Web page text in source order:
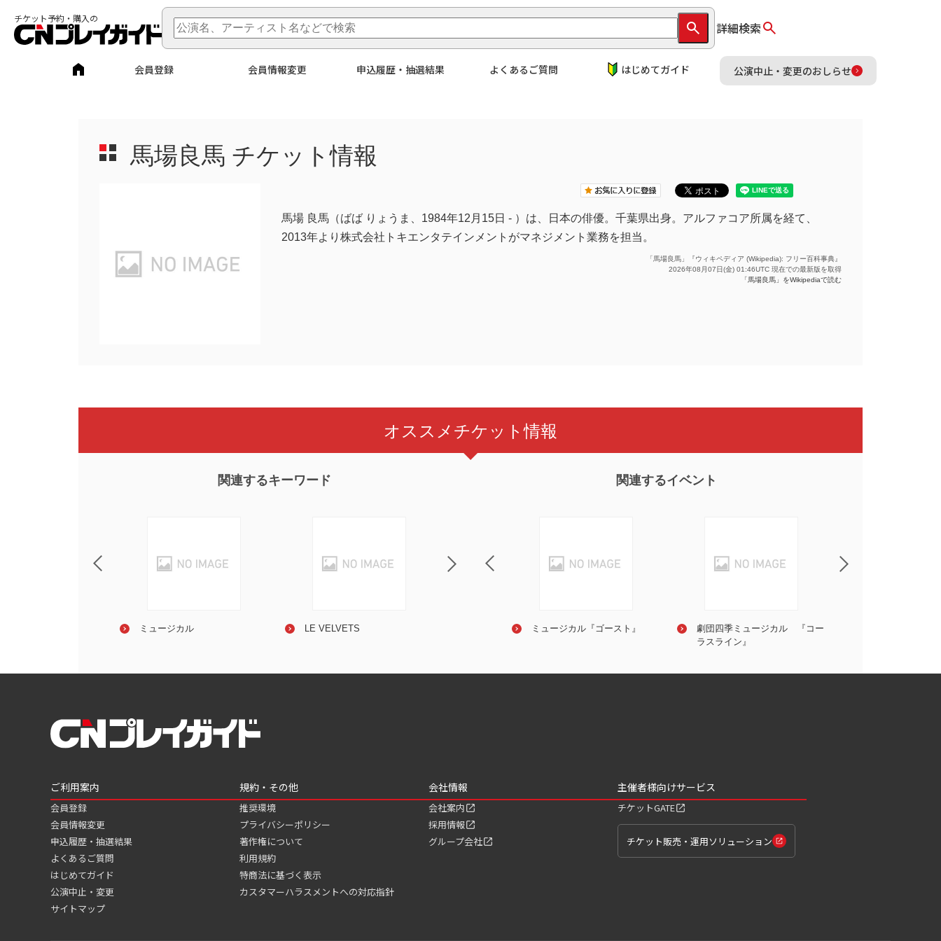
チケット予約・購入の
詳細検索
会員登録 会員情報変更 申込履歴・抽選結果 よくあるご質問 はじめてガイド 公演中止・変更のおしらせ
馬場良馬 チケット情報
馬場 良馬（ばば りょうま、1984年12月15日 - ）は、日本の俳優。千葉県出身。アルファコア所属を経て、
2013年より株式会社トキエンタテインメントがマネジメント業務を担当。
「馬場良馬」『ウィキペディア (Wikipedia): フリー百科事典』
2026年08月07日(金) 01:46UTC 現在での最新版を取得
「馬場良馬」をWikipediaで読む
オススメチケット情報
関連するキーワード
ミュージカル LE VELVETS 君沢ユウキ 蘭乃はな
関連するイベント
丸美屋食品ミュージカル『アニ
ミュージカル『ゴースト』
劇団四季ミュージカル 『コー
ラスライン』
ご利用案内
会員登録
会員情報変更
申込履歴・抽選結果
よくあるご質問
はじめてガイド
公演中止・変更
サイトマップ
規約・その他
推奨環境
プライバシーポリシー
著作権について
利用規約
特商法に基づく表示
カスタマーハラスメントへの対応指針
会社情報
会社案内
採用情報
グループ会社
主催者様向けサービス
チケットGATE
チケット販売・運用ソリューション